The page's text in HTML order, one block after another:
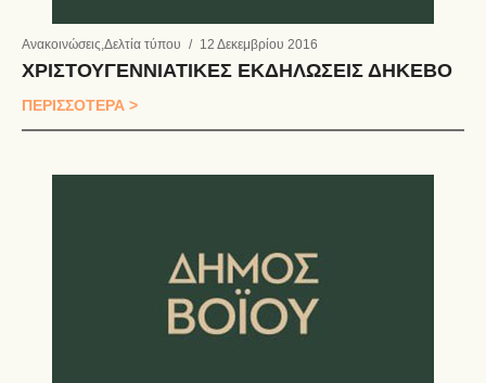
Ανακοινώσεις,Δελτία τύπου / 12 Δεκεμβρίου 2016
ΧΡΙΣΤΟΥΓΕΝΝΙΑΤΙΚΕΣ ΕΚΔΗΛΩΣΕΙΣ ΔΗΚΕΒΟ
ΠΕΡΙΣΣΟΤΕΡΑ >